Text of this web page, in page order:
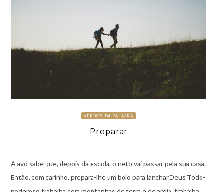
VERBOS DA PALAVRA
Preparar
A avó sabe que, depois da escola, o neto vai passar pela sua casa.
Então, com carinho, prepara-lhe um bolo para lanchar.Deus Todo-